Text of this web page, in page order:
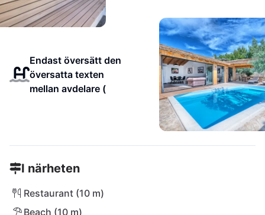
Endast översätt den
översatta texten
mellan avdelare (
I närheten
Restaurant (10 m)
Beach (10 m)